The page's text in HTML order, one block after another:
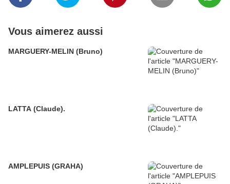
Vous aimerez aussi
MARGUERY-MELIN (Bruno)
LATTA (Claude).
AMPLEPUIS (GRAHA)